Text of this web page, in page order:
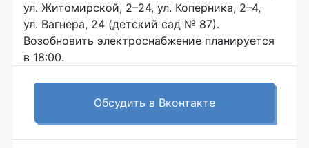
ул. Житомирской, 2–24, ул. Коперника, 2–4,
ул. Вагнера, 24 (детский сад № 87).
Возобновить электроснабжение планируется
в 18:00.
Обсудить в Вконтакте